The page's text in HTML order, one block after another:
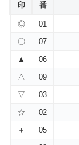
印 番
◎ 01
〇
07
▲
06
△
09
▽
03
☆
02
＋
05